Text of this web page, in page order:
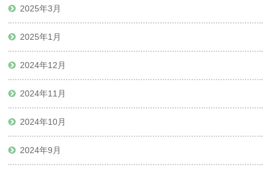
2025年3月
2025年1月
2024年12月
2024年11月
2024年10月
2024年9月